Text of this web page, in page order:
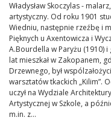
Władysław Skoczylas -
artystyczny. Od roku 1901
Wiedniu, następnie rzeźbę i
Pięknych u Axentowicza i
A.Bourdella w Paryżu (1910)
lat mieszkał w Zakopanem,
Drzewnego, był
warsztatów tkackich „Kilim”.
uczył na Wydziale
Artystycznej w Szkole, a
m.in. z...